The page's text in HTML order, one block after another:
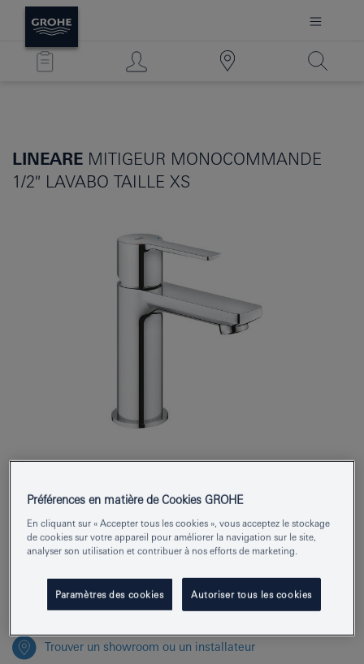
LINEARE MITIGEUR MONOCOMMANDE
1/2″ LAVABO TAILLE XS
EAN 4005176409097
Couleur chromé
Télécharger la fiche technique (PDF)
Trouver un showroom ou un installateur
Préférences en matière de Cookies GROHE
En cliquant sur « Accepter tous les cookies », vous acceptez le stockage
de cookies sur votre appareil pour améliorer la navigation sur le site,
analyser son utilisation et contribuer à nos efforts de marketing.
Paramètres des cookies Autoriser tous les cookies